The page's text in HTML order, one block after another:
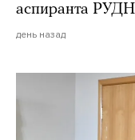
аспиранта
день назад